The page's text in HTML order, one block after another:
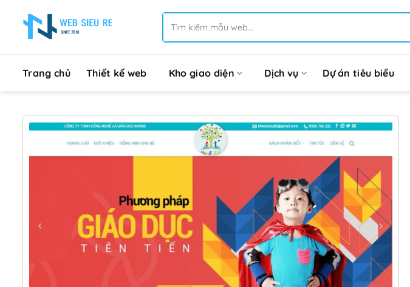
kiếm:
Trang chủ Thiết kế web Kho giao diện Dịch vụ Dự án tiêu biểu